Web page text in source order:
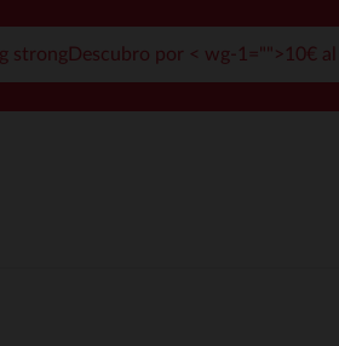
strongDescubro por < wg-1="">10€ al